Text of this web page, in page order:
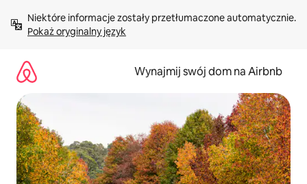
treści Pokaż oryginalny język
Wynajmij swój dom na Airbnb